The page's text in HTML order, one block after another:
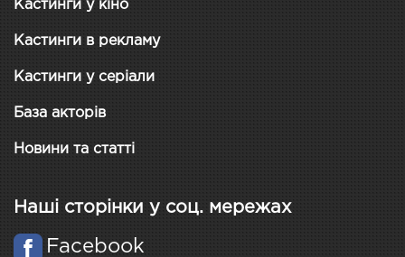
Кастинги у кіно
Кастинги в рекламу
Кастинги у серіали
База акторів
Новини та статті
Наші сторінки у соц. мережах
Facebook